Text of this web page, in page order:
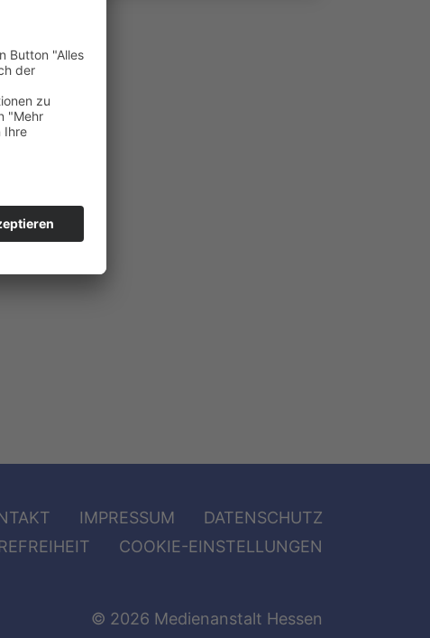
IMPRESSUM
DATENSCHUTZ
COOKIE-EINSTELLUNGEN
© 2026 Medienanstalt Hessen